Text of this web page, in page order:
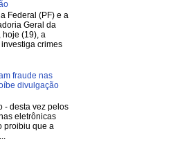
Federal (PF) e a
Geral da
hoje (19), a
crimes
fraude nas
divulgação
- desta vez pelos
eletrônicas
proibiu que a